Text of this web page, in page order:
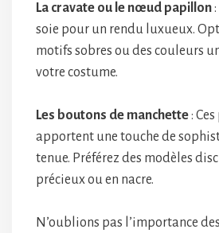
La cravate ou le nœud papillon
soie pour un rendu luxueux.
motifs sobres ou des couleurs
votre costume.
Les boutons de manchette:
apportent une touche de
tenue. Préférez des modèles
précieux ou en nacre.
N’oublions pas l’importance